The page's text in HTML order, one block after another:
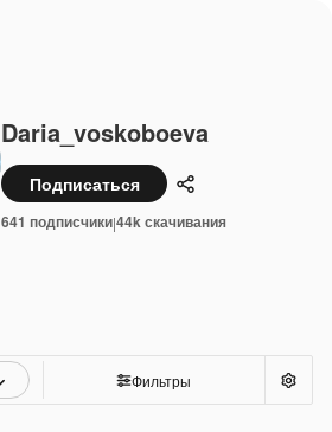
Daria_voskoboeva
Подписаться Поделиться
641 подписчики|44k скачивания
Фильтры